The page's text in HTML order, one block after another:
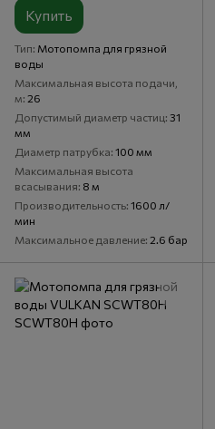
Купить
Тип Мотопомпа для грязной
воды
Максимальная высота подачи,
м 26
Допустимый диаметр частиц 31
мм
Диаметр патрубка 100 мм
Максимальная высота
всасывания 8 м
Производительность 1600 л/
мин
Максимальное давление 2.6 бар